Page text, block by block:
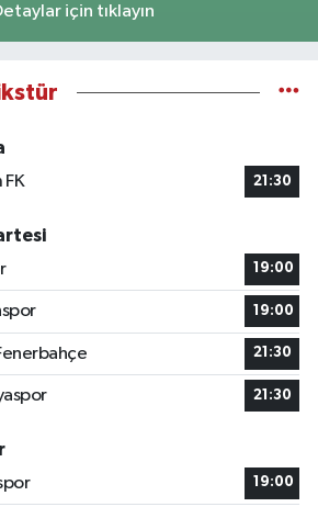
için tıklayın
FK
21:30
19:00
19:00
21:30
21:30
19:00